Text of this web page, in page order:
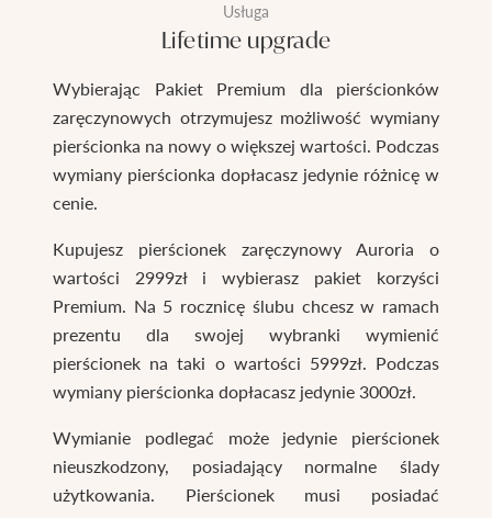
Usługa
Lifetime upgrade
Wybierając Pakiet Premium dla pierścionków
zaręczynowych otrzymujesz możliwość wymiany
pierścionka na nowy o większej wartości. Podczas
wymiany pierścionka dopłacasz jedynie różnicę w
cenie.
Kupujesz pierścionek zaręczynowy Auroria o
wartości 2999zł i wybierasz pakiet korzyści
Premium. Na 5 rocznicę ślubu chcesz w ramach
prezentu dla swojej wybranki wymienić
pierścionek na taki o wartości 5999zł. Podczas
wymiany pierścionka dopłacasz jedynie 3000zł.
Wymianie podlegać może jedynie pierścionek
nieuszkodzony, posiadający normalne ślady
użytkowania. Pierścionek musi posiadać